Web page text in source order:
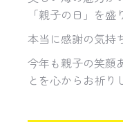
「親子の日」を
本当に感謝の気持
今年も親子の笑顔
とを心からお祈り